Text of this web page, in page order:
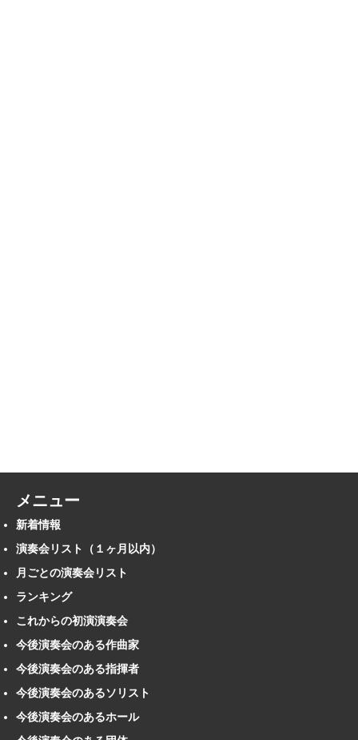
メニュー
新着情報
演奏会リスト（１ヶ月以内）
月ごとの演奏会リスト
ランキング
これからの初演演奏会
今後演奏会のある作曲家
今後演奏会のある指揮者
今後演奏会のあるソリスト
今後演奏会のあるホール